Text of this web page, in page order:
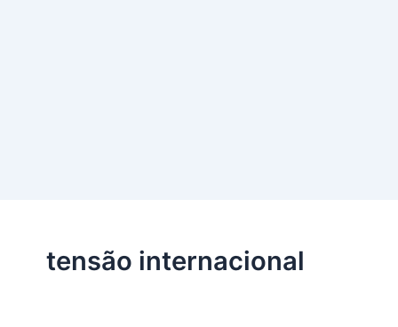
tensão internacional